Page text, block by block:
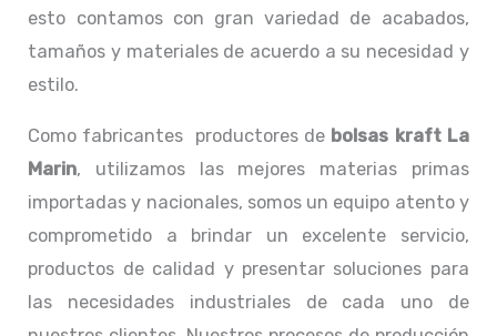
esto contamos con gran variedad de acabados,
tamaños y materiales de acuerdo a su necesidad y
estilo.
Como fabricantes productores de bolsas kraft La
Marin, utilizamos las mejores materias primas
importadas y nacionales, somos un equipo atento y
comprometido a brindar un excelente servicio,
productos de calidad y presentar soluciones para
las necesidades industriales de cada uno de